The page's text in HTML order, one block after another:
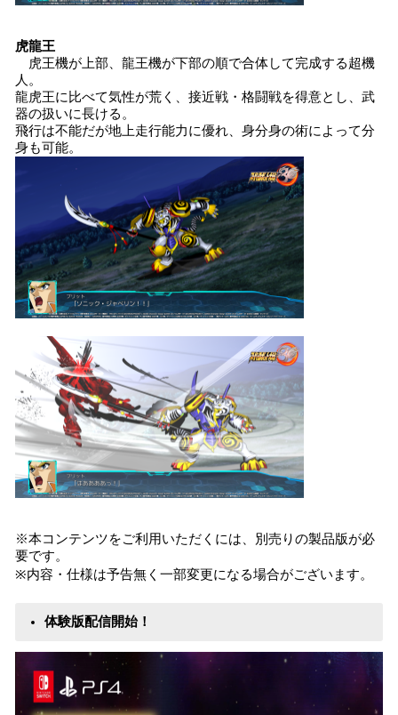
虎龍王
虎王機が上部、龍王機が下部の順で合体して完成する超機
人。
龍虎王に比べて気性が荒く、接近戦・格闘戦を得意とし、武
器の扱いに長ける。
飛行は不能だが地上走行能力に優れ、身分身の術によって分
身も可能。
※本コンテンツをご利用いただくには、別売りの製品版が必
要です。
※内容・仕様は予告無く一部変更になる場合がございます。
体験版配信開始！